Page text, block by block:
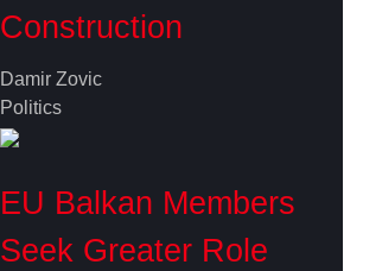
Construction
Damir Zovic
Politics
EU Balkan Members
Seek Greater Role